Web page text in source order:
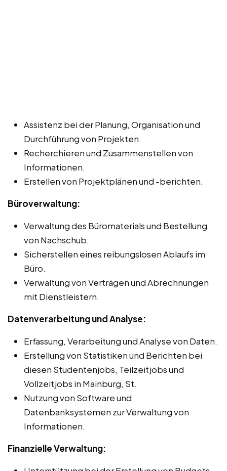
Assistenz bei der Planung, Organisation und
Durchführung von Projekten.
Recherchieren und Zusammenstellen von
Informationen.
Erstellen von Projektplänen und -berichten.
Büroverwaltung:
Verwaltung des Büromaterials und Bestellung
von Nachschub.
Sicherstellen eines reibungslosen Ablaufs im
Büro.
Verwaltung von Verträgen und Abrechnungen
mit Dienstleistern.
Datenverarbeitung und Analyse:
Erfassung, Verarbeitung und Analyse von Daten.
Erstellung von Statistiken und Berichten bei
diesen Studentenjobs, Teilzeitjobs und
Vollzeitjobs in Mainburg, St.
Nutzung von Software und
Datenbanksystemen zur Verwaltung von
Informationen.
Finanzielle Verwaltung: